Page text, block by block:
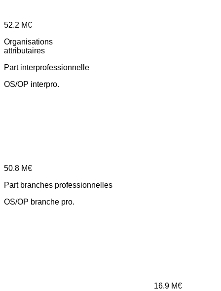
52.2 M€
Organisations
attributaires
Part interprofessionnelle
OS/OP interpro.
50.8 M€
Part branches professionnelles
OS/OP branche pro.
16.9 M€